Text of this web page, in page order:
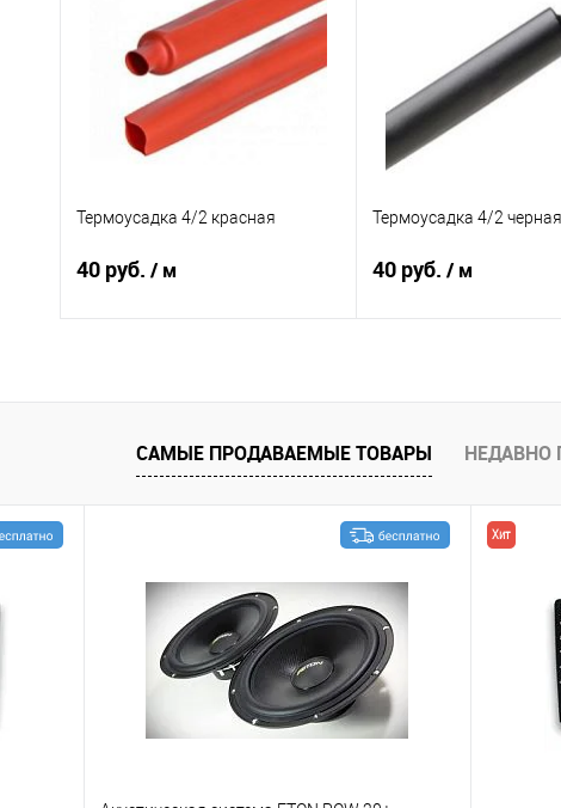
К сравнению В избранное В
Термоусадка 4/2 красная
40 руб. / м
Термоусадка 4/2 черная
40 руб. / м
САМЫЕ ПРОДАВАЕМЫЕ ТОВАРЫ НЕДАВНО
Хит